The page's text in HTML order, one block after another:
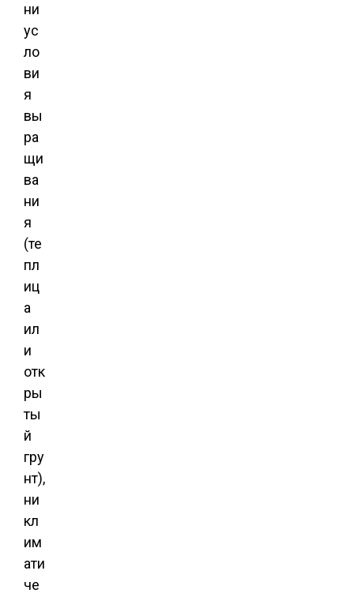
ни
ус
ло
ви
я
вы
ра
щи
ва
ни
я
(те
пл
иц
а
ил
и
отк
ры
ты
й
гру
нт),
ни
кл
им
ати
че